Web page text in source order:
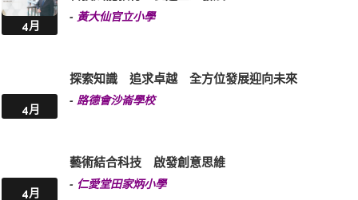
4月
- 黃大仙官立小學
4月
探索知識 追求卓越 全方位發展迎向未來
- 路德會沙崙學校
4月
藝術結合科技 啟發創意思維
- 仁愛堂田家炳小學